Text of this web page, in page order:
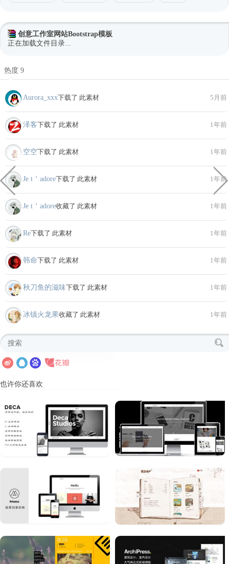
创意工作室网站Bootstrap模板
正在加载文件目录...
热度 9
Aurora_xxx下载了 此素材 5月前
泽客下载了 此素材 1年前
空空下载了 此素材 1年前
Je t＇adore下载了 此素材 1年前
Je t＇adore收藏了 此素材 1年前
Re下载了 此素材 1年前
韩命下载了 此素材 1年前
秋刀鱼的滋味下载了 此素材 1年前
冰镇火龙果收藏了 此素材 1年前
也许你还喜欢